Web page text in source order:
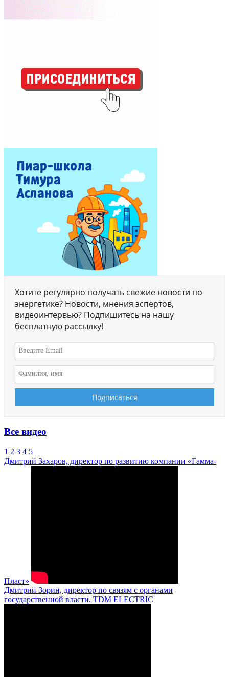
Хотите регулярно получать свежие новости по
энергетике? Новости, мнения эспертов,
видеоинтервью? Подпишитесь на нашу
бесплатную рассылку!
Все видео
1 2 3 4 5
Дмитрий Захаров, директор по развитию компании «Гамма-
Пласт»
Дмитрий Зорин, директор по связям с органами
государственной власти, TDM ELECTRIC